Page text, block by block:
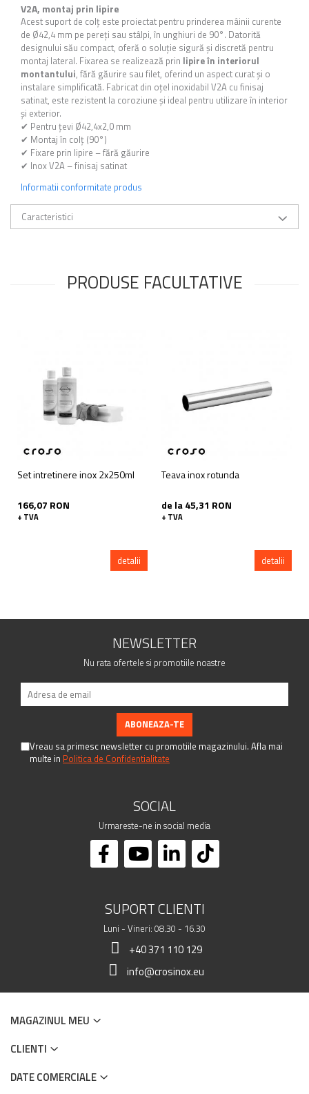
V2A, montaj prin lipire
Acest suport de colț este proiectat pentru prinderea mâinii curente
de Ø42,4 mm pe pereți sau stâlpi, în unghiuri de 90°. Datorită
designului său compact, oferă o soluție sigură și discretă pentru
montaj lateral. Fixarea se realizează prin lipire în interiorul
montantului, fără găurire sau filet, oferind un aspect curat și o
instalare simplificată. Fabricat din oțel inoxidabil V2A cu finisaj
satinat, este rezistent la coroziune și ideal pentru utilizare în interior
și exterior.
✔ Pentru țevi Ø42,4x2,0 mm
✔ Montaj în colț (90°)
✔ Fixare prin lipire – fără găurire
✔ Inox V2A – finisaj satinat
Informatii conformitate produs
Caracteristici
PRODUSE FACULTATIVE
Set intretinere inox 2x250ml
166,07 RON
+ TVA
detalii
Teava inox rotunda
de la 45,31 RON
+ TVA
detalii
NEWSLETTER
Nu rata ofertele si promotiile noastre
Vreau sa primesc newsletter cu promotiile magazinului. Afla mai
multe in Politica de Confidentialitate
SOCIAL
Urmareste-ne in social media
SUPORT CLIENTI
Luni - Vineri: 08.30 - 16.30
+40 371 110 129
info@crosinox.eu
MAGAZINUL MEU
CLIENTI
DATE COMERCIALE